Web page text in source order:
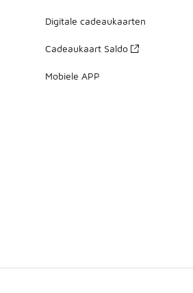
Digitale cadeaukaarten
Cadeaukaart Saldo
Mobiele APP